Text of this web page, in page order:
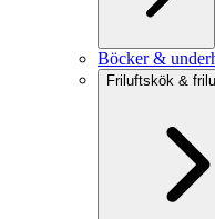
Böcker &
Friluftskök &